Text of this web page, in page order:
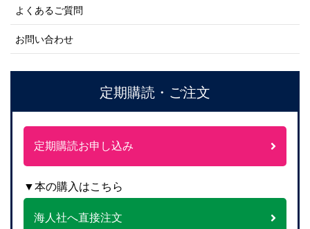
よくあるご質問
お問い合わせ
定期購読・ご注文
定期購読お申し込み
▼本の購入はこちら
海人社へ直接注文